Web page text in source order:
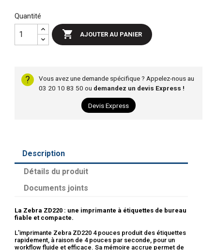
Quantité
 AJOUTER AU PANIER
?
Vous avez une demande spécifique ? Appelez-nous au
03 20 10 83 50 ou demandez un devis Express !
Devis Express
Description
Détails du produit
Documents joints
La Zebra ZD220 : une imprimante à étiquettes de bureau
fiable et compacte.
L'imprimante Zebra ZD220 4 pouces produit des étiquettes
rapidement, à raison de 4 pouces par seconde, pour un
workflow fluide et efficace. Sa mémoire accrue permet de